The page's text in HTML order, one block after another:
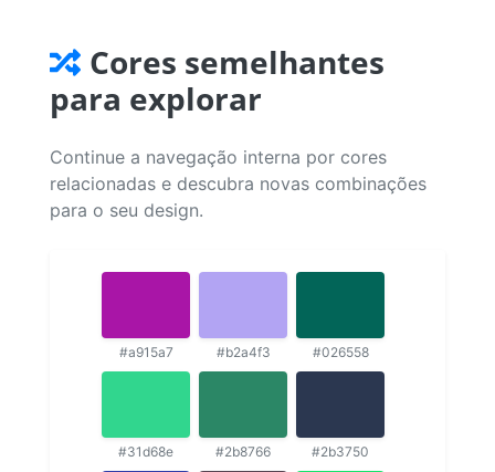
Cores semelhantes
para explorar
Continue a navegação interna por cores
relacionadas e descubra novas combinações
para o seu design.
#a915a7 #b2a4f3 #026558
#31d68e #2b8766 #2b3750